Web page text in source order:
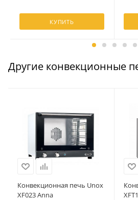
КУПИТЬ
Другие конвекционные
Конвекционная печь Unox
XF023 Anna